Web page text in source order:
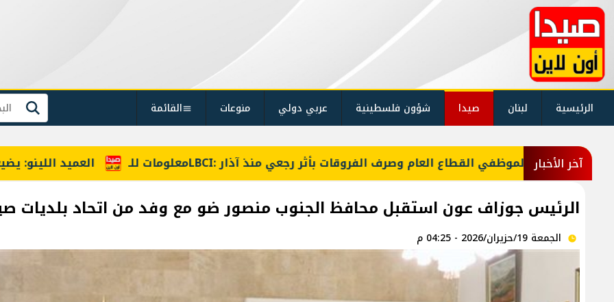
الرئيسية لبنان صيدا شؤون فلسطينية عربي دولي منوعات القائمة بحث
آخر الأخبار العميد اللينو: يضيع الحق حينما نستجديه
الرئيس جوزاف عون استقبل محافظ الجنوب منصور ضو مع وفد من اتحاد بلديات
الجمعة 19/حزيران/2026 - 04:25 م